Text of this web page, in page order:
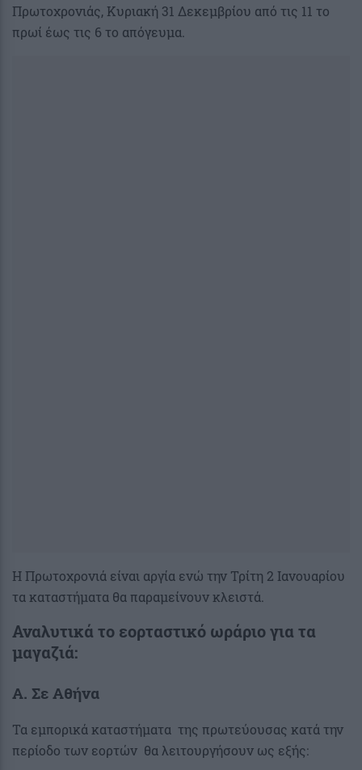
Πρωτοχρονιάς, Κυριακή 31 Δεκεμβρίου από τις 11 το
πρωί έως τις 6 το απόγευμα.
Η Πρωτοχρονιά είναι αργία ενώ την Τρίτη 2 Ιανουαρίου
τα καταστήματα θα παραμείνουν κλειστά.
Αναλυτικά το εορταστικό ωράριο για τα
μαγαζιά:
Α. Σε Αθήνα
Τα εμπορικά καταστήματα της πρωτεύουσας κατά την
περίοδο των εορτών θα λειτουργήσουν ως εξής: